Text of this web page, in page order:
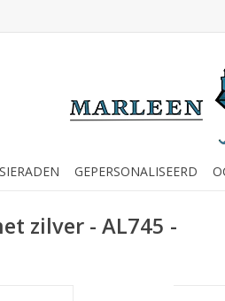
SIERADEN GEPERSONALISEERD
zilver - AL745 -